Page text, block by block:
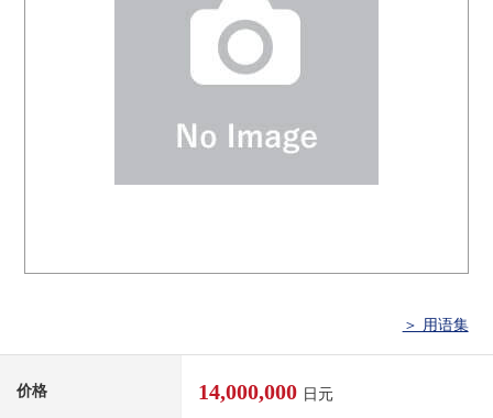
＞ 用语集
价格 14,000,000 日元